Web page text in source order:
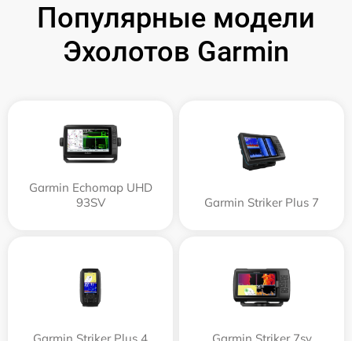
Популярные модели
Эхолотов Garmin
Garmin Echomap UHD
93SV
Garmin Striker Plus 7